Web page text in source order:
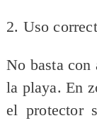
2. Uso
No basta
la playa. En
el protector